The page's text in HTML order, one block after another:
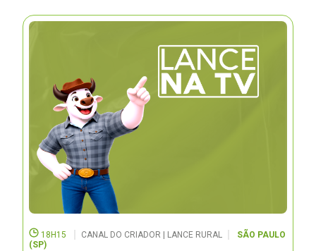
18H15 CANAL DO CRIADOR | LANCE RURAL
SÃO PAULO
(SP)